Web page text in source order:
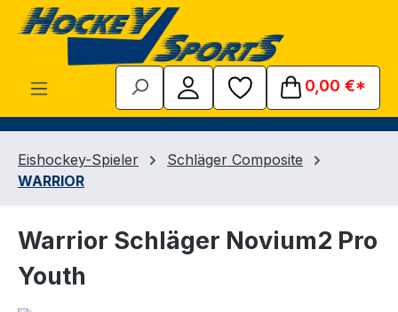
Zum Hauptinhalt springen
0,00 €*
Eishockey-Spieler
Schläger Composite
WARRIOR
Warrior Schläger Novium2 Pro
Youth